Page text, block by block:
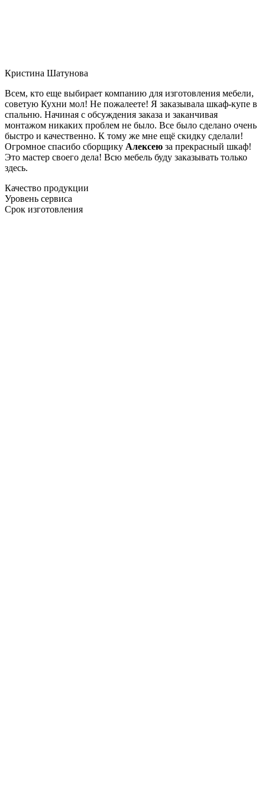
Кристина Шатунова
Всем, кто еще выбирает компанию для изготовления мебели,
советую Кухни мол! Не пожалеете! Я заказывала шкаф-купе в
спальню. Начиная с обсуждения заказа и заканчивая
монтажом никаких проблем не было. Все было сделано очень
быстро и качественно. К тому же мне ещё скидку сделали!
Огромное спасибо сборщику Алексею за прекрасный шкаф!
Это мастер своего дела! Всю мебель буду заказывать только
здесь.
Качество продукции
Уровень сервиса
Срок изготовления